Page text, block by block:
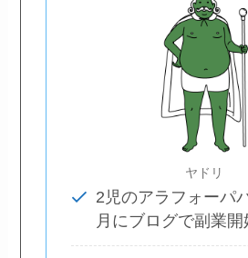
ヤドリ
2児のアラフォーパ
月にブログで副業開